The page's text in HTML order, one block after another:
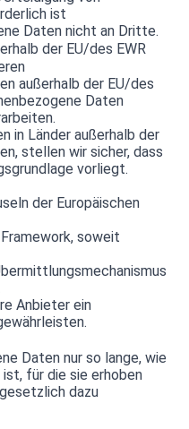
ist
Daten nicht an Dritte.
der EU/des EWR
außerhalb der EU/des
Daten
in Länder außerhalb der
stellen wir sicher, dass
vorliegt.
der Europäischen
soweit
Anbieter ein
Daten nur so lange, wie
für die sie erhoben
dazu